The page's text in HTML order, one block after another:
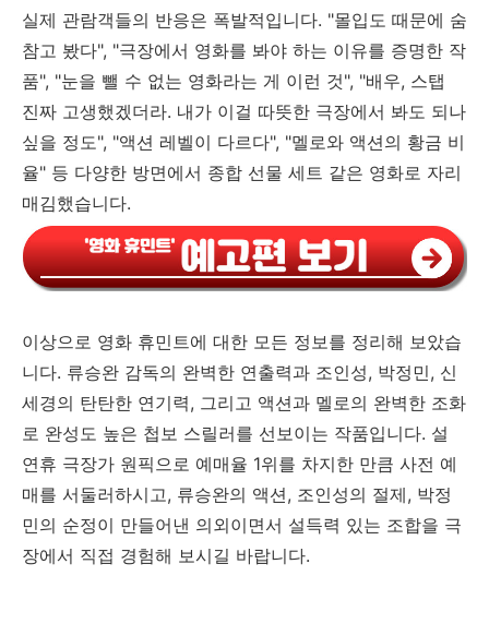
실제 관람객들의 반응은 폭발적입니다. "몰입도 때문에 숨
참고 봤다", "극장에서 영화를 봐야 하는 이유를 증명한 작
품", "눈을 뺄 수 없는 영화라는 게 이런 것", "배우, 스탭
진짜 고생했겠더라. 내가 이걸 따뜻한 극장에서 봐도 되나
싶을 정도", "액션 레벨이 다르다", "멜로와 액션의 황금 비
율" 등 다양한 방면에서 종합 선물 세트 같은 영화로 자리
매김했습니다.
이상으로 영화 휴민트에 대한 모든 정보를 정리해 보았습
니다. 류승완 감독의 완벽한 연출력과 조인성, 박정민, 신
세경의 탄탄한 연기력, 그리고 액션과 멜로의 완벽한 조화
로 완성도 높은 첩보 스릴러를 선보이는 작품입니다. 설
연휴 극장가 원픽으로 예매율 1위를 차지한 만큼 사전 예
매를 서둘러하시고, 류승완의 액션, 조인성의 절제, 박정
민의 순정이 만들어낸 의외이면서 설득력 있는 조합을 극
장에서 직접 경험해 보시길 바랍니다.